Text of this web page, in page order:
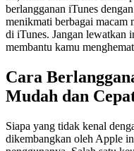
berlangganan iTunes
menikmati berbagai macam
di iTunes. Jangan lewatkan
membantu kamu
Cara
Mudah dan
Siapa yang tidak kenal
dikembangkan oleh Apple